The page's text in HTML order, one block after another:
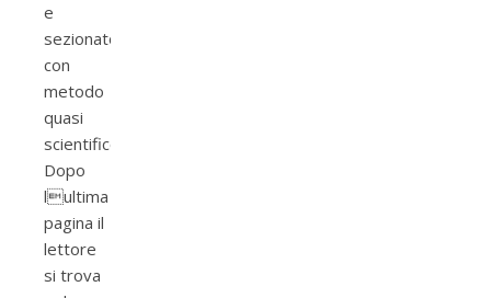
e
sezionato
con
metodo
quasi
scientifico.
Dopo
lultima
pagina il
lettore
si trova